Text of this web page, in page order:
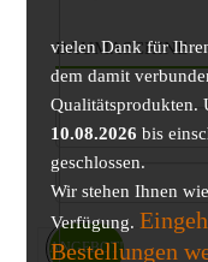
vielen Dank für
dem damit
Qualitätsprodukten.
10.08.2026 bis
geschlossen.
Wir stehen Ihnen
Verfügung.
Bestellungen
BAUMASCHINE
ANGEBOT!